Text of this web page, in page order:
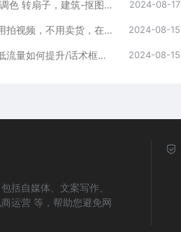
剪辑技巧速成课，高清拍摄+调色 转扇子，建筑-抠图精通，新手秒变剪辑专家 2024-08-17
视频号/直播涨粉-第2期，不用拍视频，不用卖货，在直播间做菜，就可以搞钱 2024-08-15
直播实操运营课：话术设计/低流量如何提升/话术框架/全场燃爆/非常干货 2024-08-15
括自媒体、文案写作、
运营 等，帮助您避免网